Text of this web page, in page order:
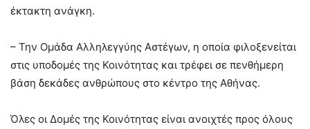
έκτακτη ανάγκη.
– Την Ομάδα Αλληλεγγύης Αστέγων, η οποία φιλοξενείται
στις υποδομές της Κοινότητας και τρέφει σε πενθήμερη
βάση δεκάδες ανθρώπους στο κέντρο της Αθήνας.
Όλες οι Δομές της Κοινότητας είναι ανοιχτές προς όλους